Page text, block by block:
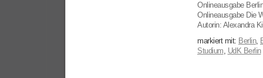
Onlineausgabe
Onlineausgabe Die
Autorin: Alexandra
markiert mit: Berlin,
Studium, UdK Berlin